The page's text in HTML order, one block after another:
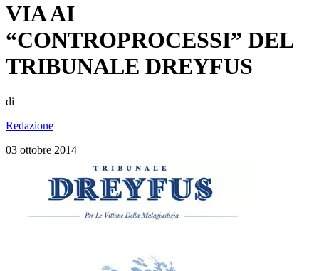
VIA AI
“CONTROPROCESSI” DEL
TRIBUNALE DREYFUS
di
Redazione
03 ottobre 2014